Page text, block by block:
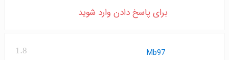
برای پاسخ دادن وارد شوید
1.8 Mb97